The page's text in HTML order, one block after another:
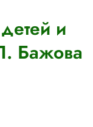
и
Бажова